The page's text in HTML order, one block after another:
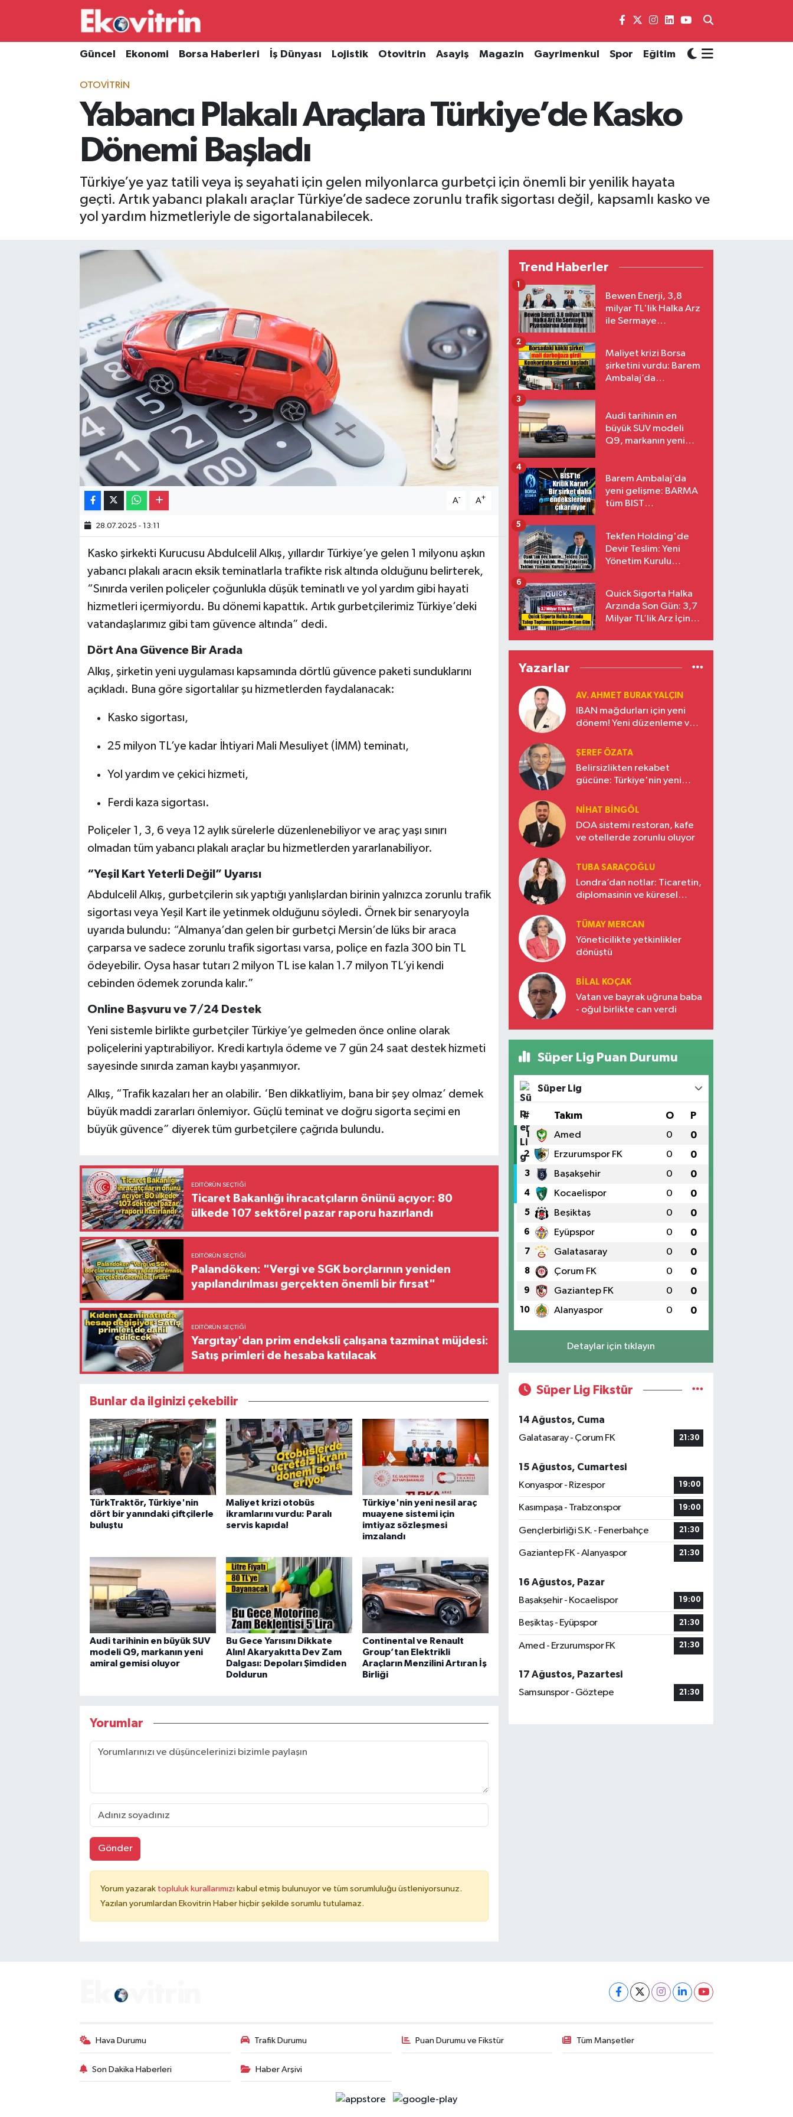
Güncel Ekonomi Borsa Haberleri İş Dünyası Lojistik Otovitrin Asayiş Magazin Gayrimenkul Spor Eğitim
OTOVITRIN
Yabancı Plakalı Araçlara Türkiye’de Kasko
Dönemi Başladı
Türkiye’ye yaz tatili veya iş seyahati için gelen milyonlarca gurbetçi için önemli bir yenilik hayata
geçti. Artık yabancı plakalı araçlar Türkiye’de sadece zorunlu trafik sigortası değil, kapsamlı kasko ve
yol yardım hizmetleriyle de sigortalanabilecek.
A- A+
28.07.2025 - 13:11
Kasko şirkekti Kurucusu Abdulcelil Alkış, yıllardır Türkiye’ye gelen 1 milyonu aşkın
yabancı plakalı aracın eksik teminatlarla trafikte risk altında olduğunu belirterek,
“Sınırda verilen poliçeler çoğunlukla düşük teminatlı ve yol yardım gibi hayati
hizmetleri içermiyordu. Bu dönemi kapattık. Artık gurbetçilerimiz Türkiye’deki
vatandaşlarımız gibi tam güvence altında” dedi.
Dört Ana Güvence Bir Arada
Alkış, şirketin yeni uygulaması kapsamında dörtlü güvence paketi sunduklarını
açıkladı. Buna göre sigortalılar şu hizmetlerden faydalanacak:
Kasko sigortası,
25 milyon TL’ye kadar İhtiyari Mali Mesuliyet (İMM) teminatı,
Yol yardım ve çekici hizmeti,
Ferdi kaza sigortası.
Poliçeler 1, 3, 6 veya 12 aylık sürelerle düzenlenebiliyor ve araç yaşı sınırı
olmadan tüm yabancı plakalı araçlar bu hizmetlerden yararlanabiliyor.
“Yeşil Kart Yeterli Değil” Uyarısı
Abdulcelil Alkış, gurbetçilerin sık yaptığı yanlışlardan birinin yalnızca zorunlu trafik
sigortası veya Yeşil Kart ile yetinmek olduğunu söyledi. Örnek bir senaryoyla
uyarıda bulundu: “Almanya’dan gelen bir gurbetçi Mersin’de lüks bir araca
çarparsa ve sadece zorunlu trafik sigortası varsa, poliçe en fazla 300 bin TL
ödeyebilir. Oysa hasar tutarı 2 milyon TL ise kalan 1.7 milyon TL’yi kendi
cebinden ödemek zorunda kalır.”
Online Başvuru ve 7/24 Destek
Yeni sistemle birlikte gurbetçiler Türkiye’ye gelmeden önce online olarak
poliçelerini yaptırabiliyor. Kredi kartıyla ödeme ve 7 gün 24 saat destek hizmeti
sayesinde sınırda zaman kaybı yaşanmıyor.
Alkış, “Trafik kazaları her an olabilir. ‘Ben dikkatliyim, bana bir şey olmaz’ demek
büyük maddi zararları önlemiyor. Güçlü teminat ve doğru sigorta seçimi en
büyük güvence” diyerek tüm gurbetçilere çağrıda bulundu.
EDITÖRÜN SEÇTIĞI
Ticaret Bakanlığı ihracatçıların önünü açıyor: 80
ülkede 107 sektörel pazar raporu hazırlandı
EDITÖRÜN SEÇTIĞI
Palandöken: "Vergi ve SGK borçlarının yeniden
yapılandırılması gerçekten önemli bir fırsat"
EDITÖRÜN SEÇTIĞI
Yargıtay'dan prim endeksli çalışana tazminat müjdesi:
Satış primleri de hesaba katılacak
Bunlar da ilginizi çekebilir
TürkTraktör, Türkiye'nin
dört bir yanındaki çiftçilerle
buluştu
Maliyet krizi otobüs
ikramlarını vurdu: Paralı
servis kapıda!
Türkiye'nin yeni nesil araç
muayene sistemi için
imtiyaz sözleşmesi
imzalandı
Audi tarihinin en büyük SUV
modeli Q9, markanın yeni
amiral gemisi oluyor
Bu Gece Yarısını Dikkate
Alın! Akaryakıtta Dev Zam
Dalgası: Depoları Şimdiden
Doldurun
Continental ve Renault
Group’tan Elektrikli
Araçların Menzilini Artıran İş
Birliği
Yorumlar
Gönder
Yorum yazarak topluluk kurallarımızı kabul etmiş bulunuyor ve tüm sorumluluğu üstleniyorsunuz.
Yazılan yorumlardan Ekovitrin Haber hiçbir şekilde sorumlu tutulamaz.
Trend Haberler
Bewen Enerji, 3,8
milyar TL'lik Halka Arz
ile Sermaye
1
Maliyet krizi Borsa
şirketini vurdu: Barem
Ambalaj’da
2
Audi tarihinin en
büyük SUV modeli
Q9, markanın yeni
3
Barem Ambalaj’da
yeni gelişme: BARMA
tüm BIST
4
Tekfen Holding'de
Devir Teslim: Yeni
Yönetim Kurulu
5
Quick Sigorta Halka
Arzında Son Gün: 3,7
Milyar TL’lik Arz İçin
Eriyor
6
Yazarlar
AV. AHMET BURAK YALÇIN
IBAN mağdurları için yeni
dönem! Yeni düzenleme ve
ŞEREF ÖZATA
Belirsizlikten rekabet
gücüne: Türkiye'nin yeni
NIHAT BINGÖL
DOA sistemi restoran, kafe
ve otellerde zorunlu oluyor
TUBA SARAÇOĞLU
Londra’dan notlar: Ticaretin,
diplomasinin ve küresel
Türkiye’nin yükselen gücü
TÜMAY MERCAN
Yöneticilikte yetkinlikler
dönüştü
BILAL KOÇAK
Vatan ve bayrak uğruna baba
- oğul birlikte can verdi
Süper Lig Puan Durumu
Süper Lig
# Takım O P
1 Amed 0 0
2 Erzurumspor FK 0 0
3 Başakşehir 0 0
4 Kocaelispor 0 0
5 Beşiktaş 0 0
6 Eyüpspor 0 0
7 Galatasaray 0 0
8 Çorum FK 0 0
9 Gaziantep FK 0 0
10 Alanyaspor 0 0
Detaylar için tıklayın
Süper Lig Fikstür
14 Ağustos, Cuma
Galatasaray - Çorum FK
21:30
15 Ağustos, Cumartesi
Konyaspor - Rizespor
19:00
Kasımpaşa - Trabzonspor 19:00
Gençlerbirliği S.K. - Fenerbahçe 21:30
Gaziantep FK - Alanyaspor 21:30
16 Ağustos, Pazar
Başakşehir - Kocaelispor
19:00
Beşiktaş - Eyüpspor 21:30
Amed - Erzurumspor FK 21:30
17 Ağustos, Pazartesi
Samsunspor - Göztepe
21:30
Hava Durumu Trafik Durumu Puan Durumu ve Fikstür Tüm Manşetler
Son Dakika Haberleri Haber Arşivi
Güncel
Borsa Haberleri
Hava Durumu
Süper Lig Puan Durumu ve Fikstür
Tüm Manşetler
Son Dakika Haberleri
Haber Arşivi